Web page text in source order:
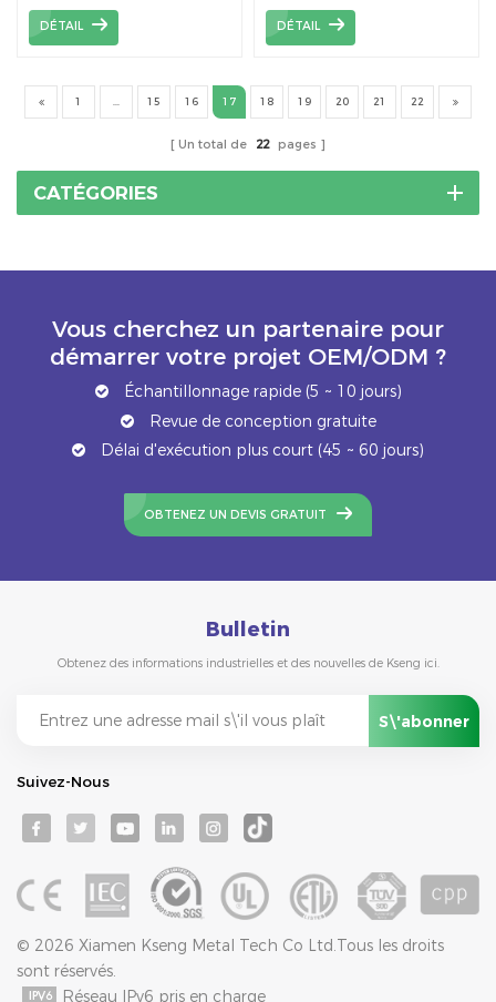
sans rail, ce qui permet
de réduire les coûts et
DÉTAIL
panneaux solaires sur
une toiture métallique
DÉTAIL
1 15 16 17 18 19 20 21 22
Un total de 22 pages
CATÉGORIES
Vous cherchez un partenaire pour
démarrer votre projet OEM/ODM ?
Échantillonnage rapide (5 ~ 10 jours)
Revue de conception gratuite
Délai d'exécution plus court (45 ~ 60 jours)
OBTENEZ UN DEVIS GRATUIT
Bulletin
Obtenez des informations industrielles et des nouvelles de Kseng ici.
Suivez-Nous
© 2026 Xiamen Kseng Metal Tech Co Ltd.Tous les droits
sont réservés.
Réseau IPv6 pris en charge